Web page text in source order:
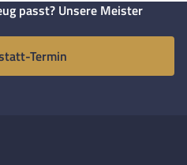
passt? Unsere Meister
Termin